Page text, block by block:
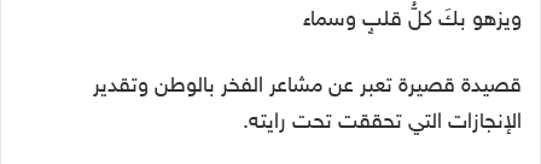
ويزهو بكَ كلُّ قلبٍ وسماء
قصيدة قصيرة تعبر عن مشاعر الفخر بالوطن وتقدير
الإنجازات التي تحققت تحت رايته.